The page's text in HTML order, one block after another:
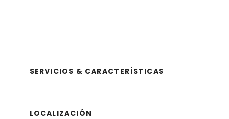
SERVICIOS & CARACTERÍSTICAS
LOCALIZACIÓN